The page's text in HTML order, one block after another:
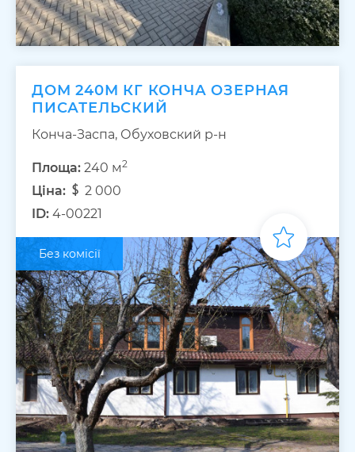
ДОМ 240М КГ КОНЧА ОЗЕРНАЯ
ПИСАТЕЛЬСКИЙ
Конча-Заспа, Обуховский р-н
Площа: 240 м2
Ціна:
2 000
ID: 4-00221
Без комісії